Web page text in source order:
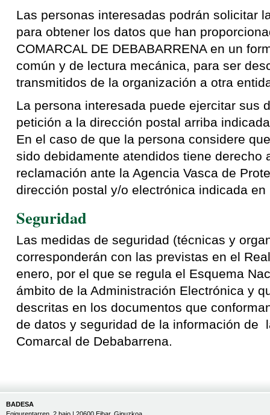
Las personas interesadas podrán solicitar
para obtener los datos que han
COMARCAL DE DEBABARRENA en un
común y de lectura mecánica, para ser
transmitidos de la organización a otra
La persona interesada puede ejercitar sus
petición a la dirección postal arriba
En el caso de que la persona considere
sido debidamente atendidos tiene derecho
reclamación ante la Agencia Vasca de
dirección postal y/o electrónica indicada
Seguridad
Las medidas de seguridad (técnicas y
corresponderán con las previstas en el
enero, por el que se regula el Esquema
ámbito de la Administración Electrónica y
descritas en los documentos que
de datos y seguridad de la información de
Comarcal de Debabarrena.
BADESA